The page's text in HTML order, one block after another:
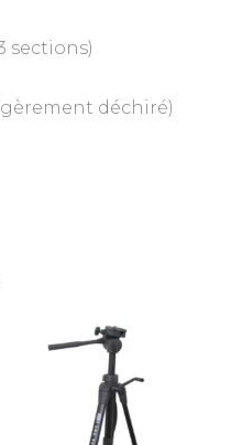
sections)
déchiré)